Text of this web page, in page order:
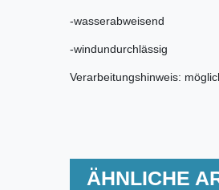
-wasserabweisend
-windundurchlässig
Verarbeitungshinweis:
ÄHNLICHE